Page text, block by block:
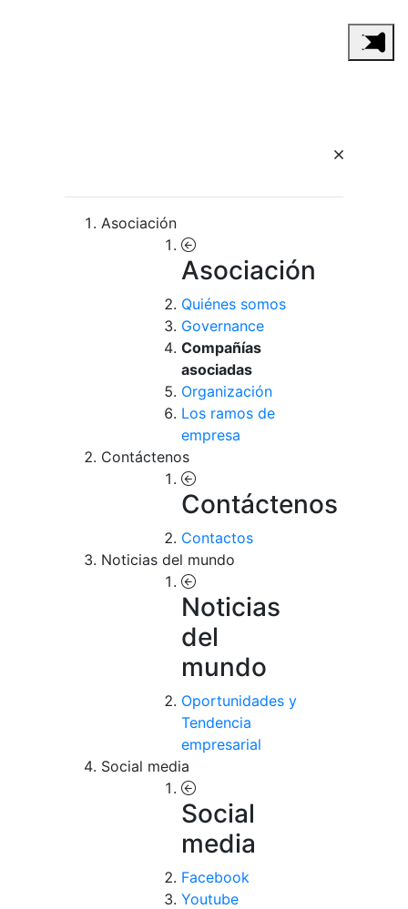
Asociación
Asociación
Quiénes somos
Governance
Compañías
asociadas
Organización
Los ramos de
empresa
Contáctenos
Contáctenos
Contactos
Noticias del mundo
Noticias
del
mundo
Oportunidades y
Tendencia
empresarial
Social media
Social
media
Facebook
Youtube